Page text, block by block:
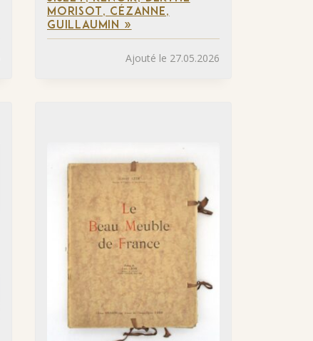
MORISOT, CÉZANNE,
GUILLAUMIN »
Ajouté le 27.05.2026